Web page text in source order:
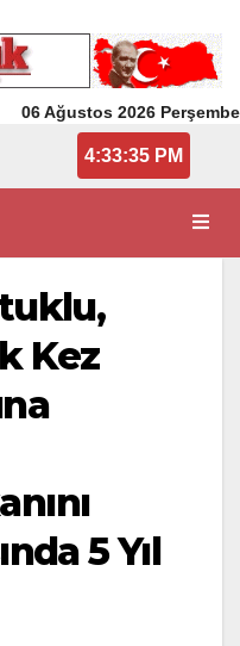
06 Ağustos 2026 Perşembe
4:33:36 PM
Kez
5 Yıl